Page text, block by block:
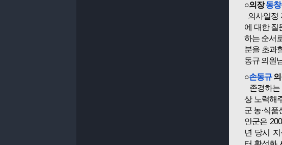
○의장동
의사일정
에 대한 질
하는 순서
분을 초과
동규 의원
○손동규의
존경하는
상 노력해
군 농·식
안군은
년 당시